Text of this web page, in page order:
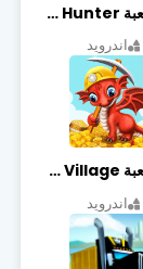
تحميل لعبة Treasure Hunter مهكرة أخر إصدار
اندرويد
تحميل لعبة Dragon Village مهكرة أخر إصدار
اندرويد